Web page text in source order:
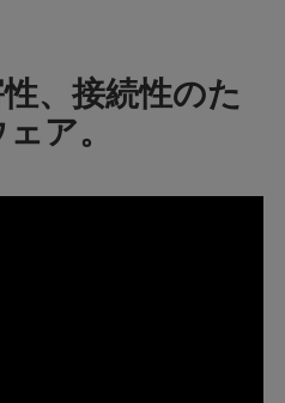
、接続性のた
ア。